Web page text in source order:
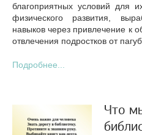
благоприятных условий для
физического развития,
навыков через привлечение к
отвлечения подростков от
Подробнее...
Что